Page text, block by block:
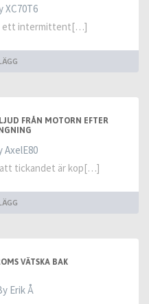
XC70T6
ett intermittent[…]
FRÅN MOTORN EFTER
AxelE80
tickandet är kop[…]
VÄTSKA BAK
Erik Å